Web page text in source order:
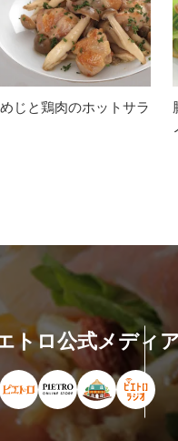
じと鶏肉のホットサラ
トロ公式メディ
ピエトロ公式サイト（新
ピエトロオンライ
ピエトロホ
ピエト